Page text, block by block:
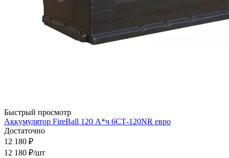
Быстрый просмотр
Аккумулятор FireBall 120 А*ч 6СТ-120NR евро
Достаточно
12 180 ₽
12 180 ₽/шт